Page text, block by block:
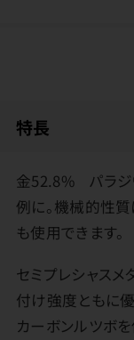
特長
金52.8% パラジ
例に。機械的性質
も使用できます。
セミプレシャスメ
付け強度ともに優
カーボンルツボ